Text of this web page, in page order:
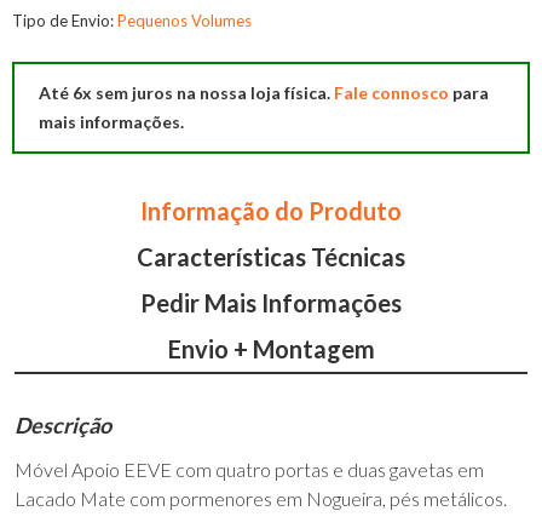
Movel
Tipo de Envio:Pequenos Volumes
Até 6x sem juros na nossa loja física. Fale connosco para
mais informações.
Informação do Produto
Características Técnicas
Pedir Mais Informações
Envio + Montagem
Descrição
Móvel Apoio EEVE com quatro portas e duas gavetas em
Lacado Mate com pormenores em Nogueira, pés metálicos.